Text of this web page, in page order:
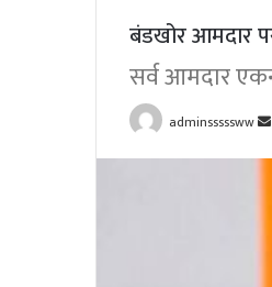
बंडखोर आमदार
सर्व आमदार
adminsssssww